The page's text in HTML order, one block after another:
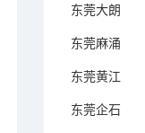
东莞大朗
东莞麻涌
东莞黄江
东莞企石